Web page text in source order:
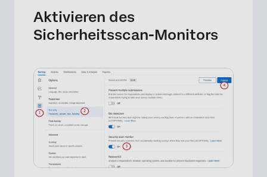
Aktivieren des
Sicherheitsscan-Monitors